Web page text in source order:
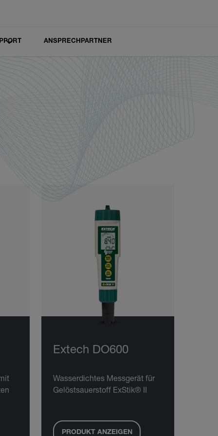
ANSPRECHPARTNER
Extech DO600
Wasserdichtes Messgerät für
Gelöstsauerstoff ExStik® II
PRODUKT ANZEIGEN